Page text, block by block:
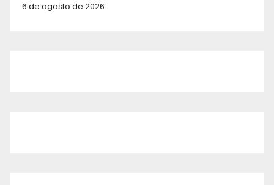
6 de agosto de 2026